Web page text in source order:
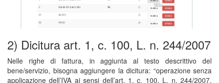
2) Dicitura art. 1, c. 100, L. n. 244/2007
Nelle righe di fattura, in aggiunta al testo descrittivo del
bene/servizio, bisogna aggiungere la dicitura: “operazione senza
applicazione dell’IVA ai sensi dell’art. 1, c. 100, L. n. 244/2007.